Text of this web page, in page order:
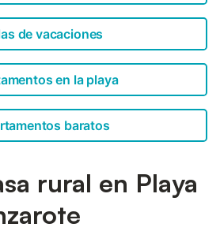
de vacaciones
en la playa
baratos
rural en Playa